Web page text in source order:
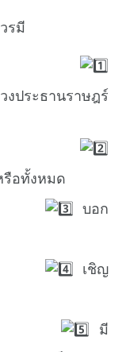
รมี
ประธานราษฎร์
อทั้งหมด
บอก
เชิญ
มี